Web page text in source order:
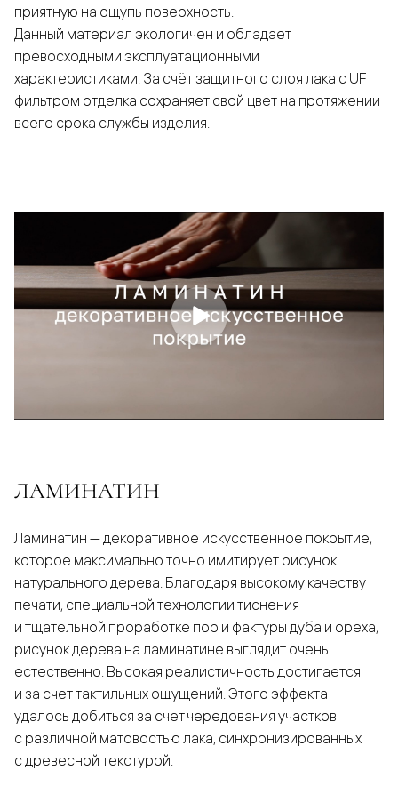
приятную на ощупь поверхность.
Данный материал экологичен и обладает
превосходными эксплуатационными
характеристиками. За счёт защитного слоя лака с UF
фильтром отделка сохраняет свой цвет на протяжении
всего срока службы изделия.
ЛАМИНАТИН
Ламинатин — декоративное искусственное покрытие,
которое максимально точно имитирует рисунок
натурального дерева. Благодаря высокому качеству
печати, специальной технологии тиснения
и тщательной проработке пор и фактуры дуба и ореха,
рисунок дерева на ламинатине выглядит очень
естественно. Высокая реалистичность достигается
и за счет тактильных ощущений. Этого эффекта
удалось добиться за счет чередования участков
с различной матовостью лака, синхронизированных
с древесной текстурой.